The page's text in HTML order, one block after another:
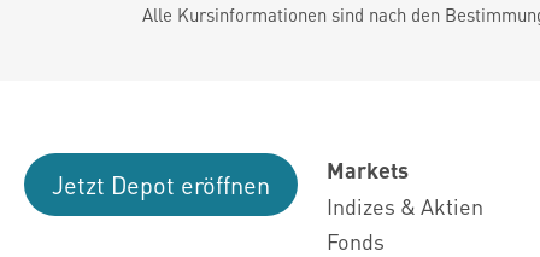
Alle Kursinformationen sind nach den
Jetzt Depot eröffnen
Markets
Indizes & Aktien
Fonds